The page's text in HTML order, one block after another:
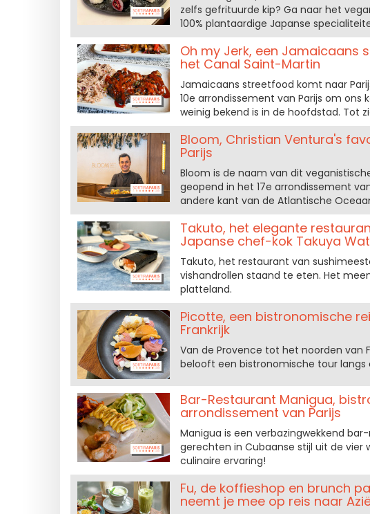
zelfs gefrituurde kip? Ga naar het
100% plantaardige Japanse
Oh my Jerk, een
het Canal Saint-Martin
Jamaicaans streetfood komt naar
10e arrondissement van Parijs om
weinig bekend is in de hoofdstad. Tot
Bloom, Christian Ventura's
Parijs
Bloom is de naam van dit
geopend in het 17e arrondissement
andere kant van de Atlantische
Takuto, het elegante
Japanse chef-kok Takuya
Takuto, het restaurant van
vishandrollen staand te eten. Het
platteland.
Picotte, een bistronomische
Frankrijk
Van de Provence tot het noorden van
belooft een bistronomische tour langs
Bar-Restaurant Manigua,
arrondissement van Parijs
Manigua is een verbazingwekkend
gerechten in Cubaanse stijl uit de vier
culinaire ervaring!
Fu, de koffieshop en brunch
neemt je mee op reis naar